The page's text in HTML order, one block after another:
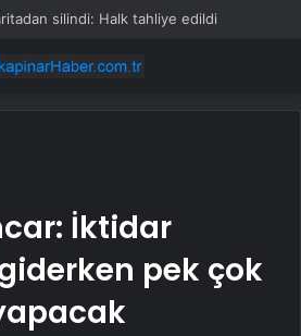
silindi: Halk tahliye edildi
İktidar
pek çok